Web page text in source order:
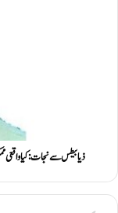
ذیابیطس سے نجات: کیا